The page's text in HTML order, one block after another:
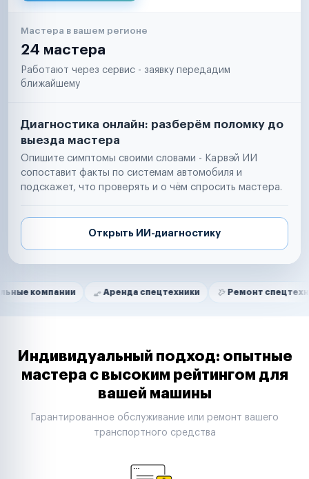
Мастера в вашем регионе
24 мастера
Работают через сервис - заявку передадим
ближайшему
Диагностика онлайн: разберём поломку до
выезда мастера
Опишите симптомы своими словами - Карвэй ИИ
сопоставит факты по системам автомобиля и
подскажет, что проверять и о чём спросить мастера.
Открыть ИИ-диагностику
Нам доверяют
Аренда спецтехники Ремонт спецтехники
Маркетплейсы
Таксопарки
Автодилеры
Строительные компании
Аренда спецтехники
Индивидуальный подход: опытные
мастера с высоким рейтингом для
вашей машины
Гарантированное обслуживание или ремонт вашего
транспортного средства